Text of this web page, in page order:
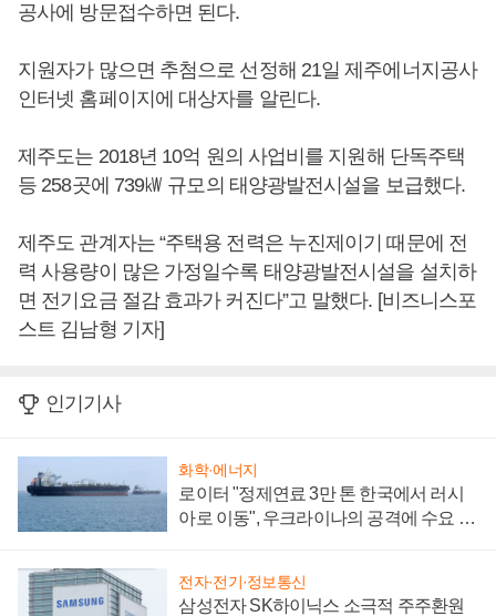
공사에 방문접수하면 된다.
지원자가 많으면 추첨으로 선정해 21일 제주에너지공사
인터넷 홈페이지에 대상자를 알린다.
제주도는 2018년 10억 원의 사업비를 지원해 단독주택
등 258곳에 739㎾ 규모의 태양광발전시설을 보급했다.
제주도 관계자는 “주택용 전력은 누진제이기 때문에 전
력 사용량이 많은 가정일수록 태양광발전시설을 설치하
면 전기요금 절감 효과가 커진다”고 말했다. [비즈니스포
스트 김남형 기자]
인기기사
화학·에너지
로이터 "정제연료 3만 톤 한국에서 러시
아로 이동", 우크라이나의 공격에 수요 늘
전자·전기·정보통신
삼성전자 SK하이닉스 소극적 주주환원